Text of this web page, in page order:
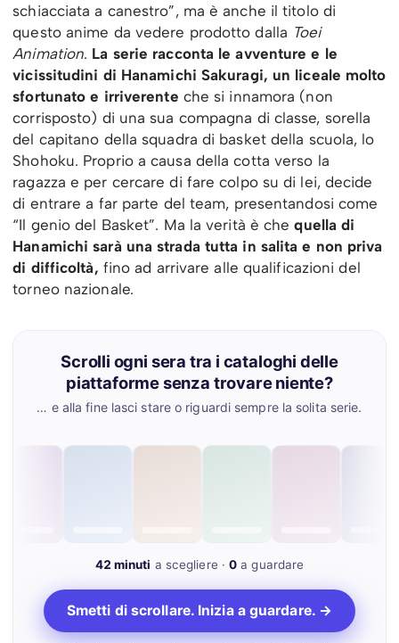
schiacciata a canestro”, ma è anche il titolo di
questo anime da vedere prodotto dalla Toei
Animation. La serie racconta le avventure e le
vicissitudini di Hanamichi Sakuragi, un liceale molto
sfortunato e irriverente che si innamora (non
corrisposto) di una sua compagna di classe, sorella
del capitano della squadra di basket della scuola, lo
Shohoku. Proprio a causa della cotta verso la
ragazza e per cercare di fare colpo su di lei, decide
di entrare a far parte del team, presentandosi come
“Il genio del Basket”. Ma la verità è chequella di
Hanamichi sarà una strada tutta in salita e non priva
di difficoltà, fino ad arrivare alle qualificazioni del
torneo nazionale.
Scrolli ogni sera tra i cataloghi delle
piattaforme senza trovare niente?
… e alla fine lasci stare o riguardi sempre la solita serie.
42 minuti a scegliere ·0 a guardare
Smetti di scrollare. Inizia a guardare. →